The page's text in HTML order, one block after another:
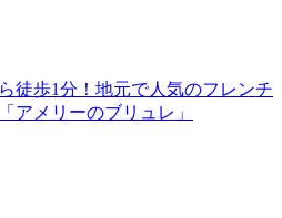
徒歩1分！地元で人気のフレンチ
アメリーのブリュレ」